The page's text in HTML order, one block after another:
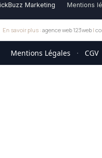
Marketing Mentions
En savoir plus : agence web 123web |
Mentions Légales · CGV